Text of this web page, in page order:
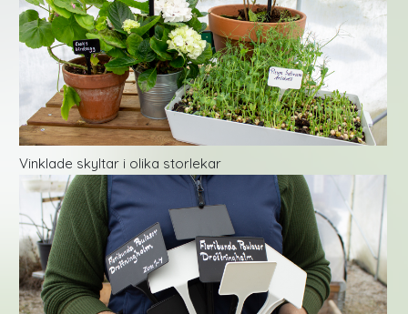
Vinklade skyltar i olika storlekar